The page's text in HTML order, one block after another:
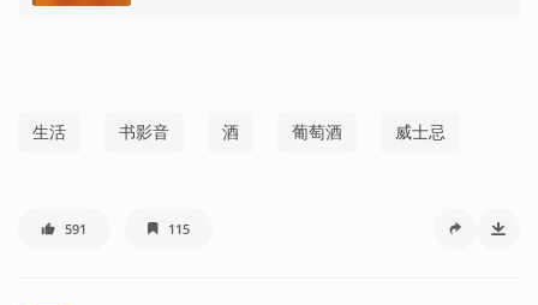
生活 书影音 酒 葡萄酒 威士忌
591 115